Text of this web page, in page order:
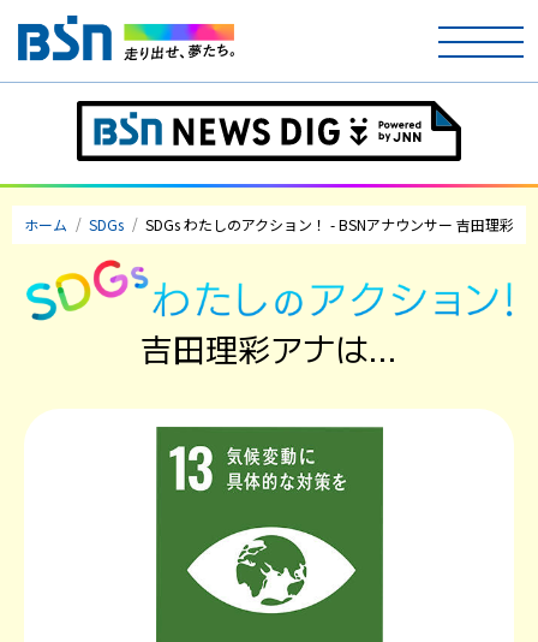
ホーム
テレビ
ラジオ
アナウンサー
イベント
ニュース
プレゼント
コンテンツ・アプリ
ホーム SDGs SDGs わたしのアクション！ - BSNアナウンサー 吉田理彩
吉田理彩アナは…